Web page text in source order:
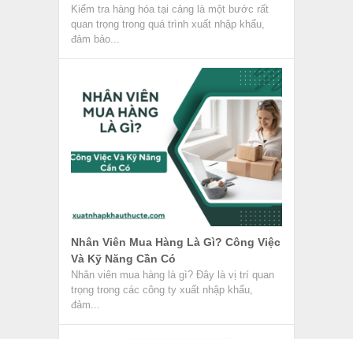
Kiểm tra hàng hóa tại cảng là một bước rất
quan trọng trong quá trình xuất nhập khẩu,
đảm bảo...
Nhân Viên Mua Hàng Là Gì? Công Việc
Và Kỹ Năng Cần Có
Nhân viên mua hàng là gì? Đây là vị trí quan
trọng trong các công ty xuất nhập khẩu,
đảm...